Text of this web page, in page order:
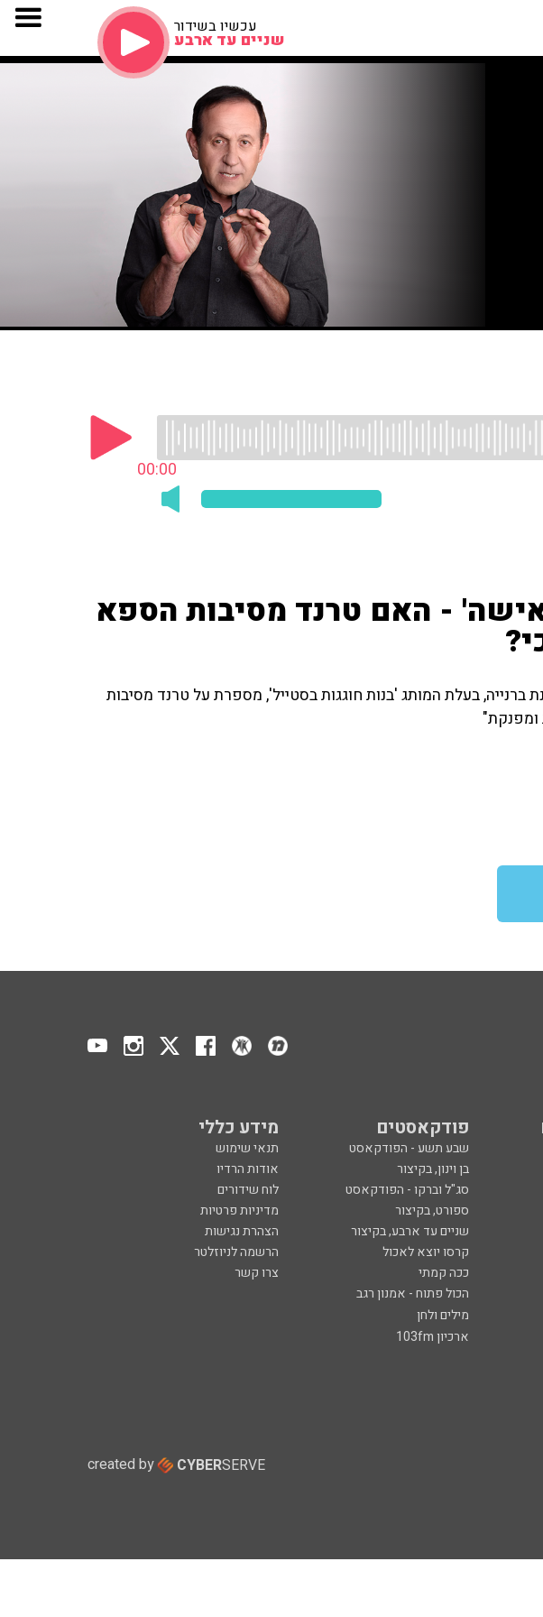
עכשיו בשידור
שניים עד ארבע
00:00
- האם טרנד מסיבות הספא
ענת ברנייה, בעלת המותג 'בנות חוגגות בסטייל', מספרת על טרנד מסיבות
ומפנקת"
פודקאסטים מידע כללי
שבע תשע - הפודקאסט
תנאי שימוש
בן וינון, בקיצור
אודות הרדיו
סג"ל וברקו - הפודקאסט
לוח שידורים
ספורט, בקיצור
מדיניות פרטיות
שניים עד ארבע, בקיצור
הצהרת נגישות
קרסו יוצא לאכול
הרשמה לניוזלטר
ככה קמתי
צרו קשר
הכול פתוח - אמנון רגב
מילים ולחן
ארכיון 103fm
created by CYBERSERVE